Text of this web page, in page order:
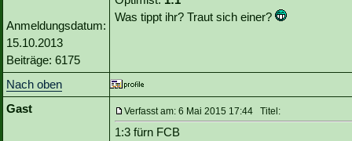
Anmeldungsdatum:
15.10.2013
Beiträge: 6175
Was tippt ihr? Traut sich einer?
Nach oben
Gast
Verfasst am: 6 Mai 2015 17:44 Titel:
1:3 fürn FCB